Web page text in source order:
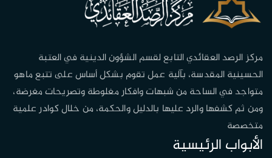
مركز الرصد العقائدي التابع لقسم الشؤون الدينية في العتبة
الحسينية المقدسة، بآلية عمل تقوم بشكل أساس على تتبع ماهو
متواجد في الساحة من شبهات وافكار مغلوطة وتصريحات مغرضة،
ومن ثم كشفها والرد عليها بالدليل والحكمة، من خلال كوادر علمية
متخصصة
الأبواب الرئيسية